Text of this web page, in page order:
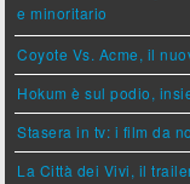
e minoritario
Coyote Vs. Acme, il
Hokum è sul podio,
Stasera in tv: i film da
La Città dei Vivi, il